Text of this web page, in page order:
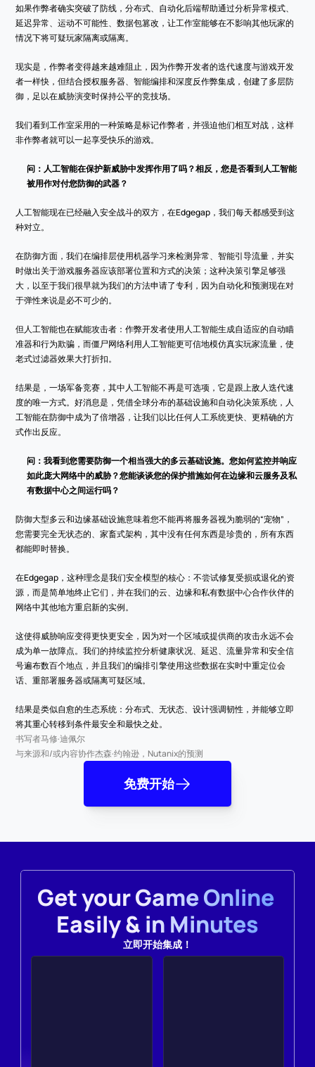
如果作弊者确实突破了防线，分布式、自动化后端帮助通过分析异常模式、
延迟异常、运动不可能性、数据包篡改，让工作室能够在不影响其他玩家的
情况下将可疑玩家隔离或隔离。
现实是，作弊者变得越来越难阻止，因为作弊开发者的迭代速度与游戏开发
者一样快，但结合授权服务器、智能编排和深度反作弊集成，创建了多层防
御，足以在威胁演变时保持公平的竞技场。
我们看到工作室采用的一种策略是标记作弊者，并强迫他们相互对战，这样
非作弊者就可以一起享受快乐的游戏。
问：人工智能在保护新威胁中发挥作用了吗？相反，您是否看到人工智能
被用作对付您防御的武器？
人工智能现在已经融入安全战斗的双方，在Edgegap，我们每天都感受到这
种对立。
在防御方面，我们在编排层使用机器学习来检测异常、智能引导流量，并实
时做出关于游戏服务器应该部署位置和方式的决策；这种决策引擎足够强
大，以至于我们很早就为我们的方法申请了专利，因为自动化和预测现在对
于弹性来说是必不可少的。
但人工智能也在赋能攻击者：作弊开发者使用人工智能生成自适应的自动瞄
准器和行为欺骗，而僵尸网络利用人工智能更可信地模仿真实玩家流量，使
老式过滤器效果大打折扣。
结果是，一场军备竞赛，其中人工智能不再是可选项，它是跟上敌人迭代速
度的唯一方式。好消息是，凭借全球分布的基础设施和自动化决策系统，人
工智能在防御中成为了倍增器，让我们以比任何人工系统更快、更精确的方
式作出反应。
问：我看到您需要防御一个相当强大的多云基础设施。您如何监控并响应
如此庞大网络中的威胁？您能谈谈您的保护措施如何在边缘和云服务及私
有数据中心之间运行吗？
防御大型多云和边缘基础设施意味着您不能再将服务器视为脆弱的“宠物”，
您需要完全无状态的、家畜式架构，其中没有任何东西是珍贵的，所有东西
都能即时替换。
在Edgegap，这种理念是我们安全模型的核心：不尝试修复受损或退化的资
源，而是简单地终止它们，并在我们的云、边缘和私有数据中心合作伙伴的
网络中其他地方重启新的实例。
这使得威胁响应变得更快更安全，因为对一个区域或提供商的攻击永远不会
成为单一故障点。我们的持续监控分析健康状况、延迟、流量异常和安全信
号遍布数百个地点，并且我们的编排引擎使用这些数据在实时中重定位会
话、重部署服务器或隔离可疑区域。
结果是类似自愈的生态系统：分布式、无状态、设计强调韧性，并能够立即
将其重心转移到条件最安全和最快之处。
书写者马修·迪佩尔
与来源和/或内容协作杰森·约翰逊，Nutanix的预测
免费开始
Get your Game Online
Easily & in Minutes
立即开始集成！